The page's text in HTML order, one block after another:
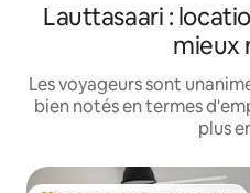
Lauttasaari :
mieux
Les voyageurs sont
bien notés en termes
plus